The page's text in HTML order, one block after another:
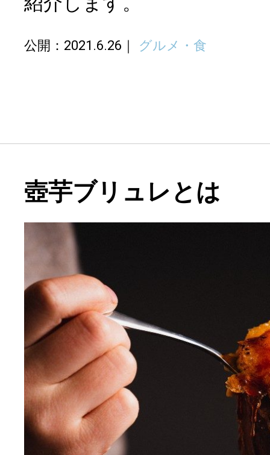
公開：2021.6.26 グルメ・食
壺芋ブリュレとは